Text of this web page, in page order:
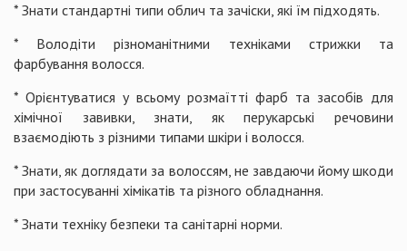
* Знати стандартні типи облич та зачіски, які їм підходять.
* Володіти різноманітними техніками стрижки та
фарбування волосся.
* Орієнтуватися у всьому розмаїтті фарб та засобів для
хімічної завивки, знати, як перукарські речовини
взаємодіють з різними типами шкіри і волосся.
* Знати, як доглядати за волоссям, не завдаючи йому шкоди
при застосуванні хімікатів та різного обладнання.
* Знати техніку безпеки та санітарні норми.